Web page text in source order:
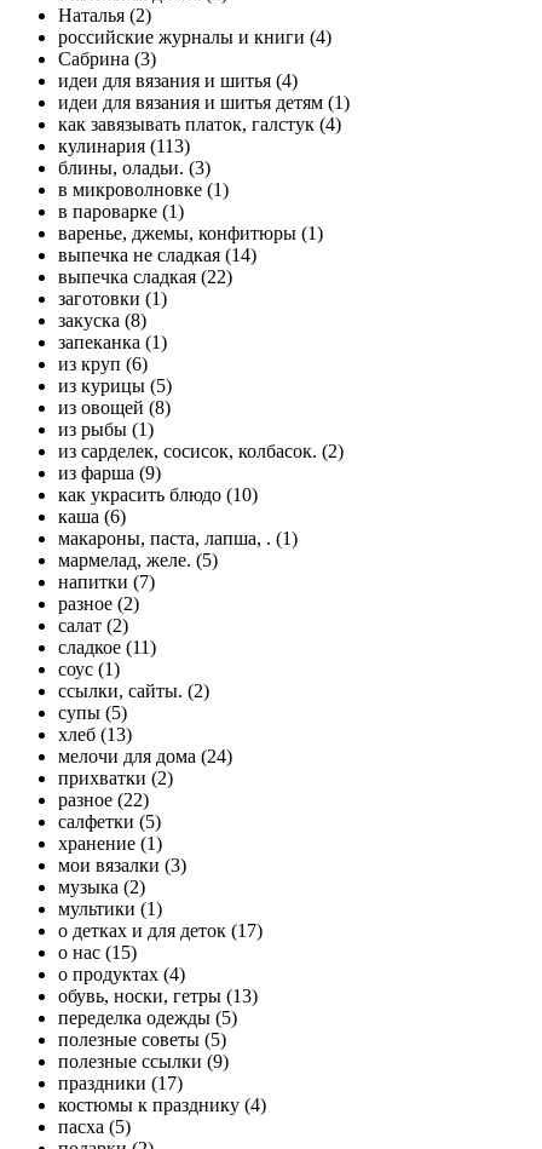
Наталья (2)
российские журналы и книги (4)
Сабрина (3)
идеи для вязания и шитья (4)
идеи для вязания и шитья детям (1)
как завязывать платок, галстук (4)
кулинария (113)
блины, оладьи. (3)
в микроволновке (1)
в пароварке (1)
варенье, джемы, конфитюры (1)
выпечка не сладкая (14)
выпечка сладкая (22)
заготовки (1)
закуска (8)
запеканка (1)
из круп (6)
из курицы (5)
из овощей (8)
из рыбы (1)
из сарделек, сосисок, колбасок. (2)
из фарша (9)
как украсить блюдо (10)
каша (6)
макароны, паста, лапша, . (1)
мармелад, желе. (5)
напитки (7)
разное (2)
салат (2)
сладкое (11)
соус (1)
ссылки, сайты. (2)
супы (5)
хлеб (13)
мелочи для дома (24)
прихватки (2)
разное (22)
салфетки (5)
хранение (1)
мои вязалки (3)
музыка (2)
мультики (1)
о детках и для деток (17)
о нас (15)
о продуктах (4)
обувь, носки, гетры (13)
переделка одежды (5)
полезные советы (5)
полезные ссылки (9)
праздники (17)
костюмы к празднику (4)
пасха (5)